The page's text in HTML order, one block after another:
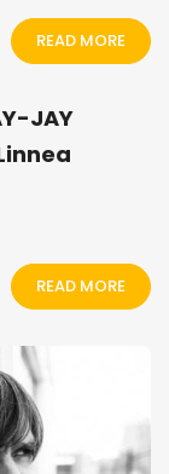
READ MORE
JAY
READ MORE